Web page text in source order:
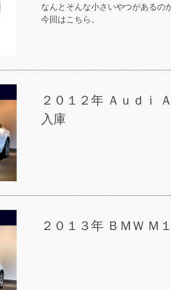
なんとそんな小さいやつがあるの
今回はこちら。
２０１２年 Ａｕｄｉ
入庫
２０１３年 ＢＭＷ